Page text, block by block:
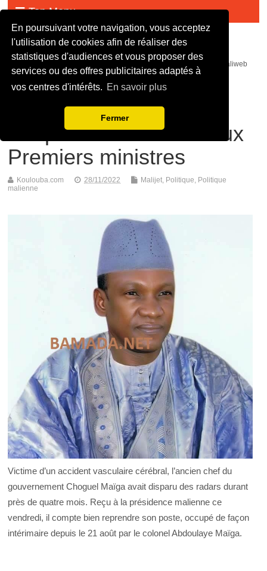
En poursuivant votre navigation, vous acceptez
l'utilisation de cookies afin de réaliser des
statistiques d'audiences et vous proposer des
services ou des offres publicitaires adaptés à
vos centres d'intérêts. En savoir plus
Fermer
Top Menu
Malijet
malijet mali jet com Actualité malienne en continue - mali web maliweb
mali actu news ortm direct live infos
Gare au “bicéphalisme
rampant” : le Mali a deux
Premiers ministres
Koulouba.com 28/11/2022 Malijet, Politique, Politique
malienne
Victime d’un accident vasculaire cérébral, l’ancien chef du
gouvernement Choguel Maïga avait disparu des radars durant
près de quatre mois. Reçu à la présidence malienne ce
vendredi, il compte bien reprendre son poste, occupé de façon
intérimaire depuis le 21 août par le colonel Abdoulaye Maïga.